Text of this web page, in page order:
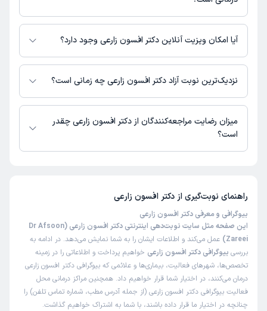
دکتر خوب و با تجربه ای هستن.منشی خوبی بود. مطب تهویه
دکتر ویزیت بشم .
علت مراجعه: درمان عفونت‌های دستگاه تناسلی زنان
کاربر دکترتو
نوبت مطب از دکترتو
1405/03/16
این پزشک را پیشنهاد میکنم
پیشنهاد میکنم
علت مراجعه: درمان نازایی و ارزیابی علت آن
کاربر دکترتو
نوبت مطب از دکترتو
(
1405/03/13
این پزشک را پیشنهاد نمیکنم
زمان انتظار:
بیش از 90 دقیقه
اطلاعاتی درباره محل فعالیت دکتر افسون زارعی در مراکز درمانی در دسترس
نیست.
آیا امکان ویزیت آنلاین دکتر افسون زارعی وجود دارد؟
در حال حاضر اطلاعاتی درباره ارائه ویزیت آنلاین توسط دکتر افسون زارعی در
دسترس نیست. برای دریافت اطلاعات دقیق‌تر، لطفاً با مطب تماس بگیرید.
نزدیک‌ترین نوبت آزاد دکتر افسون زارعی چه زمانی است؟
دکتر افسون زارعی از روز یکشنبه 18 مرداد 1405 بیمار جدید می‌پذیرند.
میزان رضایت مراجعه‌کنندگان از دکتر افسون زارعی چقدر
است؟
راهنمای نوبت‌گیری از دکتر افسون زارعی
بیوگرافی و معرفی دکتر افسون زارعی
این صفحه مثل سایت نوبت‌دهی اینترنتی دکتر افسون زارعی (Dr Afsoon
Zareei)
عمل می‌کند و اطلاعات ایشان را به شما نمایش می‌دهد. در ادامه به
بررسی بیوگرافی دکتر افسون زارعی خواهیم پرداخت و اطلاعاتی را در زمینه
تخصص‌ها، شهرهای فعالیت، بیماری‌ها و علائمی که بیوگرافی دکتر افسون زارعی
درمان می‌کنند، در اختیار شما قرار خواهیم داد. همچنین مراکز درمانی محل
فعالیت بیوگرافی دکتر افسون زارعی (از جمله آدرس مطب، شماره تماس تلفن) را
چنانچه در اختیار ما قرار داده باشند، با شما به اشتراک خواهیم گذاشت.